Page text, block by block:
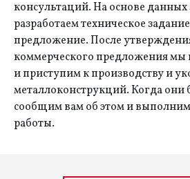
консультаций. На основе
разработаем техническое
предложение. После
коммерческого предложения
и приступим к производству и
металлоконструкций. Когда они
сообщим вам об этом и
работы.